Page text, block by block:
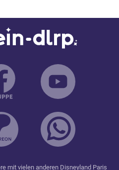
mit vielen anderen Disneyland Paris